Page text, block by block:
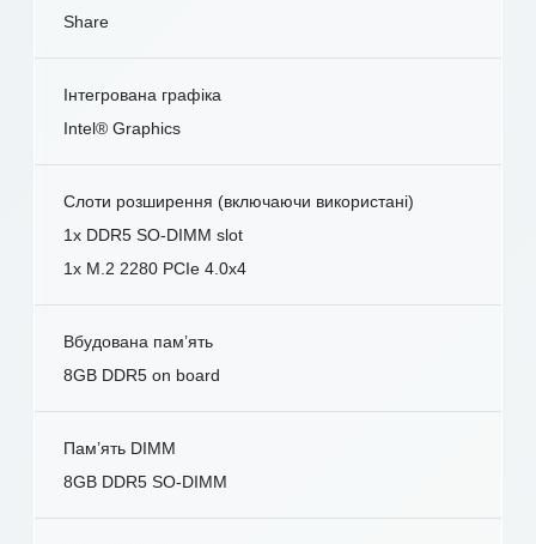
Share
Інтегрована графіка
Intel® Graphics
Слоти розширення (включаючи використані)
1x DDR5 SO-DIMM slot
1x M.2 2280 PCIe 4.0x4
Вбудована пам’ять
8GB DDR5 on board
Пам’ять DIMM
8GB DDR5 SO-DIMM